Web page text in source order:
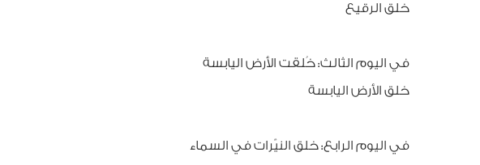
خلق الرقيع
في اليوم الثالث: خُلقت الأرض اليابسة
خلق الأرض اليابسة
في اليوم الرابع: خلق النيّرات في السماء